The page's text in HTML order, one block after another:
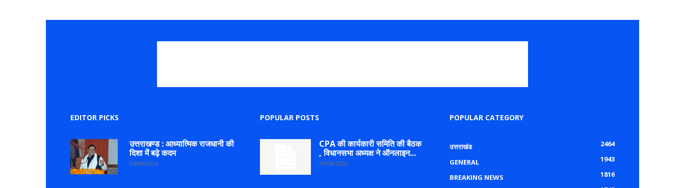
EDITOR PICKS
उत्तराखण्ड : आध्यात्मिक राजधानी की
दिशा में बढ़े कदम
04/08/2026
POPULAR POSTS
CPA की कार्यकारी समिति की बैठक
, विधानसभा अध्यक्ष ने ऑनलाइन...
20/08/2020
POPULAR CATEGORY
उत्तराखंड
2464
GENERAL
1943
BREAKING NEWS
1816